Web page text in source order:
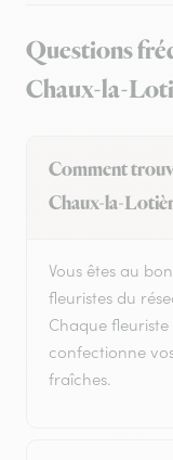
Questions
Chaux-la-
Comment
Chaux-la-
Vous êtes au
fleuristes du
Chaque
confectionne
fraîches.